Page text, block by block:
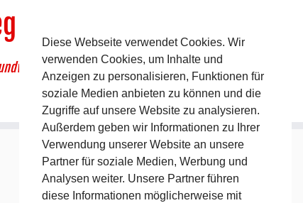
um Pommelsbrunn
Diese Webseite verwendet Cookies. Wir
verwenden Cookies, um Inhalte und
Anzeigen zu personalisieren, Funktionen für
soziale Medien anbieten zu können und die
Zugriffe auf unsere Website zu analysieren.
Außerdem geben wir Informationen zu Ihrer
Verwendung unserer Website an unsere
Partner für soziale Medien, Werbung und
Analysen weiter. Unsere Partner führen
diese Informationen möglicherweise mit